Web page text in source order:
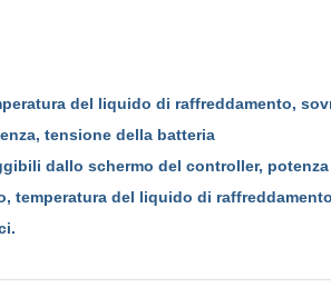
del liquido di raffreddamento,
tensione della batteria
dallo schermo del controller,
del liquido di